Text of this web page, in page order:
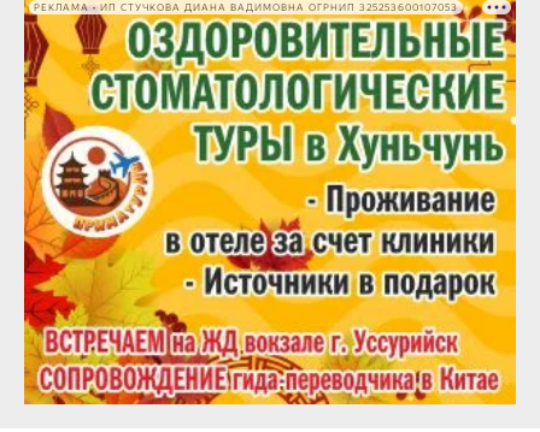
РЕКЛАМА • ИП СТУЧКОВА ДИАНА ВАДИМОВНА ОГРНИП 325253600107053